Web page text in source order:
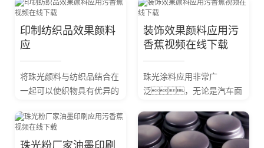
印制纺织品效果颜料
应
将珠光颜料与纺织品结合在
一起可以使织物具有优异的
光颜料加人到印花色浆
装饰效果颜料应用污
香蕉视频在线下载
珠光涂料应用非常广
泛，无论是汽车面
件、建筑材
料、家用电器等均
珠光粉厂家油墨印刷